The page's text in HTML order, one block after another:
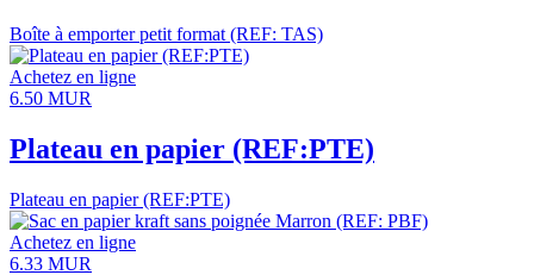
Boîte à emporter petit format (REF: TAS)
Achetez en ligne
6.50 MUR
Plateau en papier (REF:PTE)
Plateau en papier (REF:PTE)
Achetez en ligne
6.33 MUR